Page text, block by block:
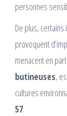
personnes
De plus,
provoquent
menacent en
butineuses,
cultures
57.